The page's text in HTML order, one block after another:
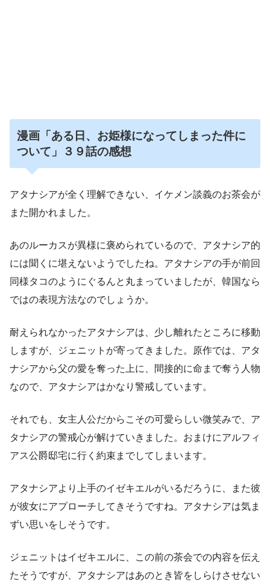
漫画「ある日、お姫様になってしまった件に
ついて」３９話の感想
アタナシアが全く理解できない、イケメン談義のお茶会が
また開かれました。
あのルーカスが異様に褒められているので、アタナシア的
には聞くに堪えないようでしたね。アタナシアの手が前回
同様タコのようにぐるんと丸まっていましたが、韓国なら
ではの表現方法なのでしょうか。
耐えられなかったアタナシアは、少し離れたところに移動
しますが、ジェニットが寄ってきました。原作では、アタ
ナシアから父の愛を奪った上に、間接的に命まで奪う人物
なので、アタナシアはかなり警戒しています。
それでも、女主人公だからこその可愛らしい微笑みで、ア
タナシアの警戒心が解けていきました。おまけにアルフィ
アス公爵邸宅に行く約束までしてしまいます。
アタナシアより上手のイゼキエルがいるだろうに、また彼
が彼女にアプローチしてきそうですね。アタナシアは気ま
ずい思いをしそうです。
ジェニットはイゼキエルに、この前の茶会での内容を伝え
たそうですが、アタナシアはあのとき皆をしらけさせない